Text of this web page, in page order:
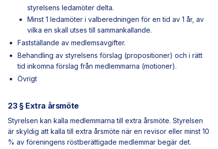
styrelsens ledamöter delta.
Minst 1 ledamöter i valberedningen för en tid av 1 år, av
vilka en skall utses till sammankallande.
Fastställande av medlemsavgifter.
Behandling av styrelsens förslag (propositioner) och i rätt
tid inkomna förslag från medlemmarna (motioner).
Övrigt
23 § Extra årsmöte
Styrelsen kan kalla medlemmarna till extra årsmöte. Styrelsen
är skyldig att kalla till extra årsmöte när en revisor eller minst 10
% av föreningens röstberättigade medlemmar begär det.